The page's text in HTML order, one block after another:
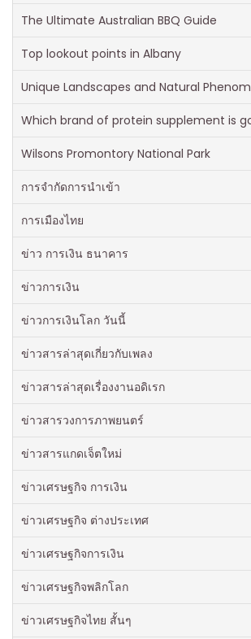
The Ultimate Australian BBQ Guide
Top lookout points in Albany
Unique Landscapes and Natural
Which brand of protein supplement is
Wilsons Promontory National Park
การจำกัดการนำเข้า
การเมืองไทย
ข่าว การเงิน ธนาคาร
ข่าวการเงิน
ข่าวการเงินโลก วันนี้
ข่าวสารล่าสุดเกี่ยวกับเพลง
ข่าวสารล่าสุดเรื่องงานอดิเรก
ข่าวสารวงการภาพยนตร์
ข่าวสารแกดเจ็ตใหม่
ข่าวเศรษฐกิจ การเงิน
ข่าวเศรษฐกิจ ต่างประเทศ
ข่าวเศรษฐกิจการเงิน
ข่าวเศรษฐกิจพลิกโลก
ข่าวเศรษฐกิจไทย สั้นๆ